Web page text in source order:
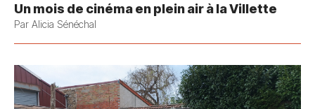
Un mois de cinéma en plein air à la Villette
Par Alicia Sénéchal